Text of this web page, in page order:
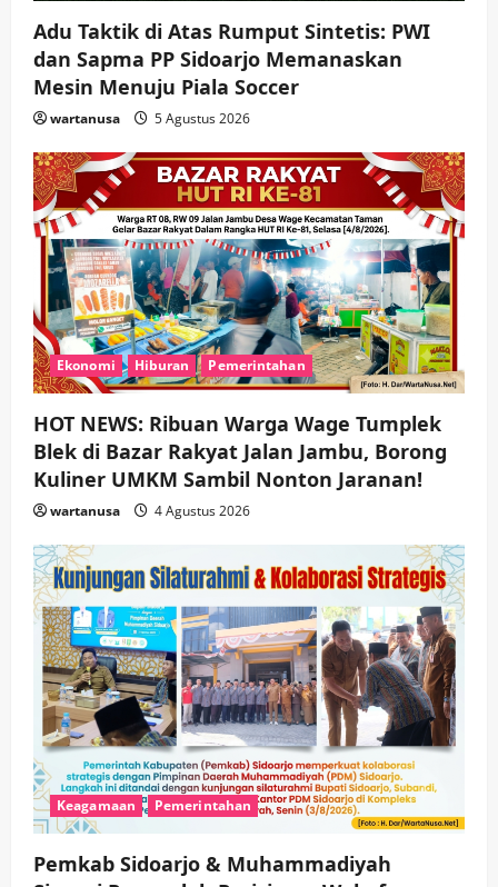
Adu Taktik di Atas Rumput Sintetis: PWI
dan Sapma PP Sidoarjo Memanaskan
Mesin Menuju Piala Soccer
wartanusa 5 Agustus 2026
Ekonomi Hiburan Pemerintahan
HOT NEWS: Ribuan Warga Wage Tumplek
Blek di Bazar Rakyat Jalan Jambu, Borong
Kuliner UMKM Sambil Nonton Jaranan!
wartanusa 4 Agustus 2026
Keagamaan Pemerintahan
Pemkab Sidoarjo & Muhammadiyah